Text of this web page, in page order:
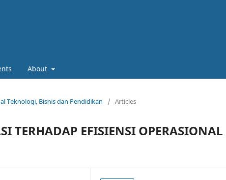
About
Teknologi, Bisnis dan Pendidikan / Articles
TERHADAP EFISIENSI OPERASIONAL